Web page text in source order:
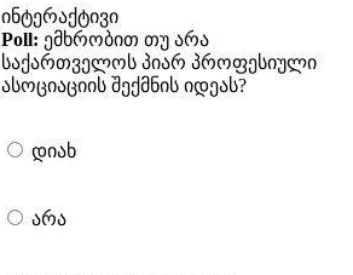
ინტერაქტივი
Poll: ემხრობით თუ არა
საქართველოს პიარ პროფესიული
ასოციაციის შექმნის იდეას?
დიახ
არა